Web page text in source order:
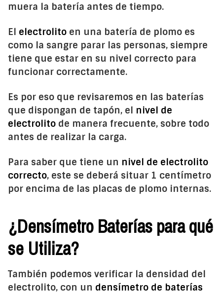
muera la batería antes de tiempo.
El electrolito en una batería de plomo es
como la sangre parar las personas, siempre
tiene que estar en su nivel correcto para
funcionar correctamente.
Es por eso que revisaremos en las baterías
que dispongan de tapón, el nivel de
electrolito de manera frecuente, sobre todo
antes de realizar la carga.
Para saber que tiene un nivel de electrolito
correcto, este se deberá situar 1 centímetro
por encima de las placas de plomo internas.
¿Densímetro Baterías para qué
se Utiliza?
También podemos verificar la densidad del
electrolito, con un densímetro de baterías